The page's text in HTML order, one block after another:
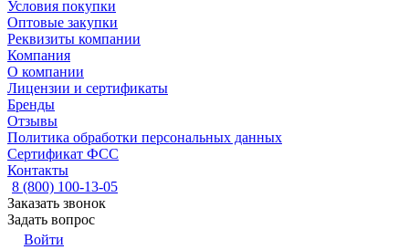
Условия покупки
Оптовые закупки
Реквизиты компании
Компания
О компании
Лицензии и сертификаты
Бренды
Отзывы
Политика обработки персональных данных
Сертификат ФСС
Контакты
8 (800) 100-13-05
Заказать звонок
Задать вопрос
Войти